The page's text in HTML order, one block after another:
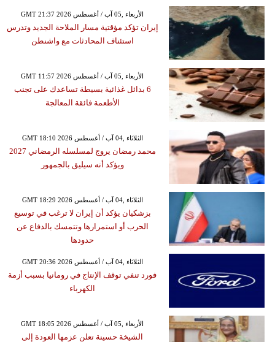
GMT 21:37 2026 الأربعاء ,05 آب / أغسطس
إيران تؤكد مؤقتية مسار الملاحة الجديد وتدرس
استئناف المحادثات مع واشنطن
GMT 11:57 2026 الأربعاء ,05 آب / أغسطس
6 بدائل غذائية بسيطة تساعدك على تجنب
الأطعمة فائقة المعالجة
GMT 18:10 2026 الثلاثاء ,04 آب / أغسطس
محمد رمضان يروج لمسلسله الرمضاني 2027
ويؤكد أنه سيليق بالجمهور
GMT 18:29 2026 الثلاثاء ,04 آب / أغسطس
بزشكيان يؤكد أن إيران لا ترغب في توسيع
الحرب أو استمرارها وتتمسك بالدفاع عن
حدودها
GMT 20:36 2026 الثلاثاء ,04 آب / أغسطس
فورد تنفي توقف الإنتاج في رومانيا بسبب أزمة
الكهرباء
GMT 18:05 2026 الأربعاء ,05 آب / أغسطس
الشيخة حسينة تعلن عزمها العودة إلى